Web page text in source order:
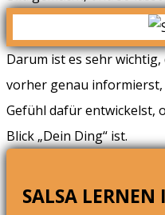
Darum ist es sehr
vorher genau informierst,
Gefühl dafür entwickelst,
Blick „Dein Ding“ ist.
SALSA LERNEN